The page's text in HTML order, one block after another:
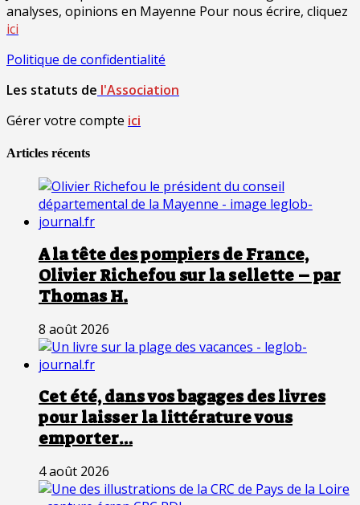
analyses, opinions en Mayenne Pour nous écrire, cliquez
ici
Politique de confidentialité
Les statuts de l'Association
Gérer votre compte ici
Articles récents
A la tête des pompiers de France,
Olivier Richefou sur la sellette – par
Thomas H.
8 août 2026
Cet été, dans vos bagages des livres
pour laisser la littérature vous
emporter…
4 août 2026